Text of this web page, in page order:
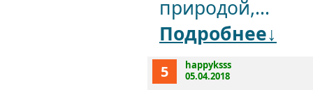
природой,...
Подробнее↓
5
happyksss
05.04.2018